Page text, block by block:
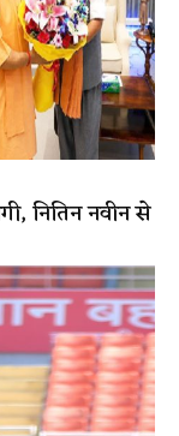
नितिन नवीन से